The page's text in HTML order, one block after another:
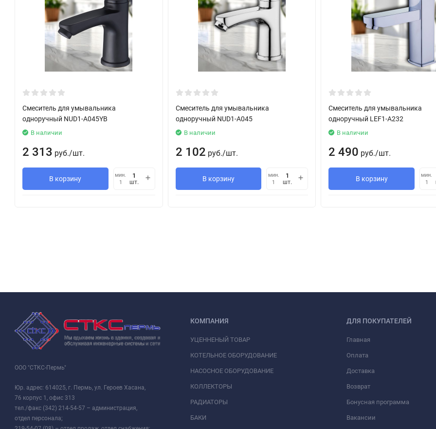
Смеситель для умывальника
одноручный NUD1-A045YB
В наличии
2 313 руб./шт.
В корзину
мин.
1
шт.
Смеситель для умывальника
одноручный NUD1-A045
В наличии
2 102 руб./шт.
В корзину
мин.
1
шт.
Смеситель для умывальника
одноручный LEF1-A232
В наличии
2 490 руб./шт.
В корзину
мин.
1
ООО "СТКС-Пермь"
Юр. адрес: 614025, г. Пермь, ул. Героев Хасана,
76 корпус 1, офис 313
тел./факс (342) 214-54-57 – администрация,
отдел персонала;
КОМПАНИЯ
УЦЕННЕНЫЙ ТОВАР
КОТЕЛЬНОЕ ОБОРУДОВАНИЕ
НАСОСНОЕ ОБОРУДОВАНИЕ
КОЛЛЕКТОРЫ
РАДИАТОРЫ
БАКИ
ДЛЯ ПОКУПАТЕЛЕЙ
Главная
Оплата
Доставка
Возврат
Бонусная программа
Вакансии